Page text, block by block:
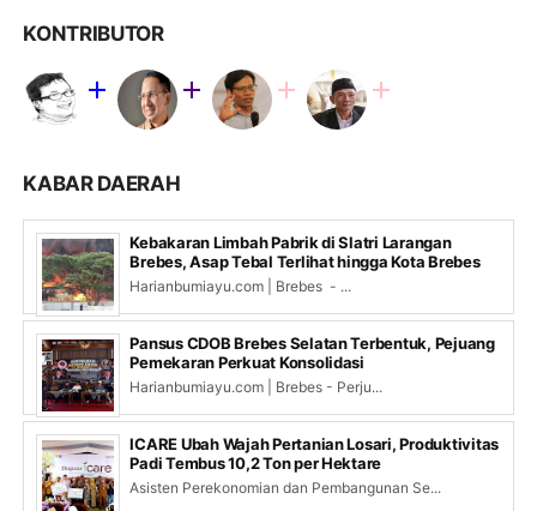
KONTRIBUTOR
KABAR DAERAH
Kebakaran Limbah Pabrik di Slatri Larangan
Brebes, Asap Tebal Terlihat hingga Kota Brebes
Harianbumiayu.com | Brebes - ...
Pansus CDOB Brebes Selatan Terbentuk, Pejuang
Pemekaran Perkuat Konsolidasi
Harianbumiayu.com | Brebes - Perju...
ICARE Ubah Wajah Pertanian Losari, Produktivitas
Padi Tembus 10,2 Ton per Hektare
Asisten Perekonomian dan Pembangunan Se...